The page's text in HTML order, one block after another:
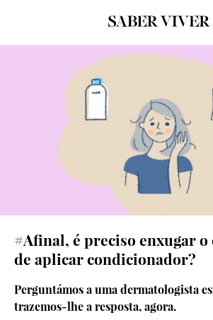
© GRAFISMO: SARA MARQUES/© getty
#Afinal, é preciso enxugar o
de aplicar condicionador?
Perguntámos a uma dermatologista
trazemos-lhe a resposta, agora.